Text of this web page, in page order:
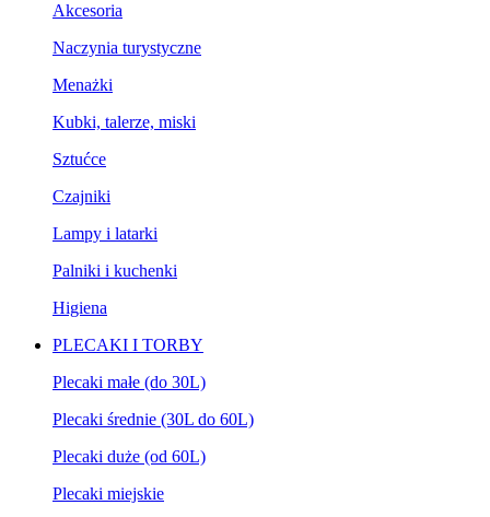
Akcesoria
Naczynia turystyczne
Menażki
Kubki, talerze, miski
Sztućce
Czajniki
Lampy i latarki
Palniki i kuchenki
Higiena
PLECAKI I TORBY
Plecaki małe (do 30L)
Plecaki średnie (30L do 60L)
Plecaki duże (od 60L)
Plecaki miejskie